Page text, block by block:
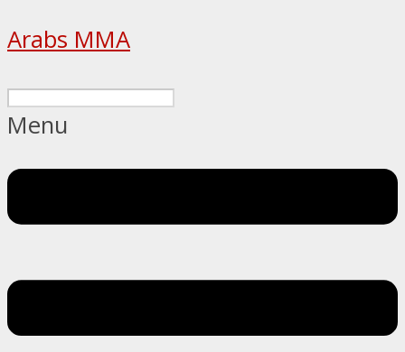
Arabs MMA
Menu